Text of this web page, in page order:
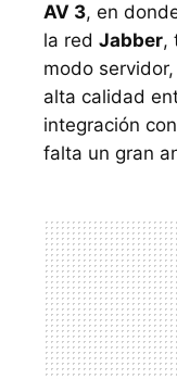
AV 3, en
la red Jabber,
modo
alta calidad
integración
falta un gran